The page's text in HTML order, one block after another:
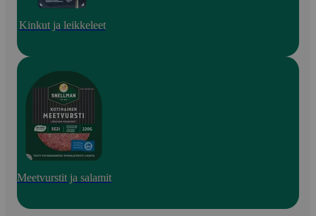
Kinkut ja leikkeleet
Meetvurstit ja salamit